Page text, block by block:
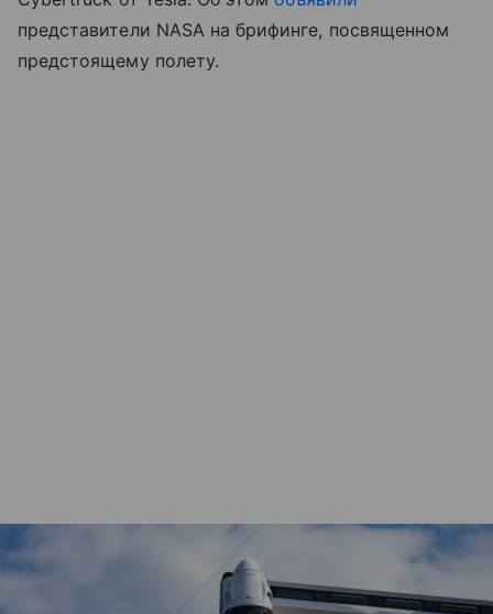
представители NASA на брифинге, посвященном
предстоящему полету.